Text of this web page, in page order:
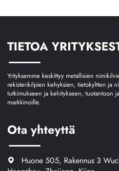
TIETOA
Yrityksemme keskittyy metallisien
rekisterikilpien kehyksien, tietokyltten ja
tutkimukseen ja kehitykseen, tuotantoon
markkinoille.
Ota yhteyttä
Huone 505, Rakennus 3